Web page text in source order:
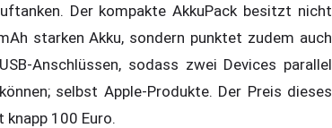
Der kompakte AkkuPack besitzt nicht
starken Akku, sondern punktet zudem auch
Anschlüssen, sodass zwei Devices parallel
selbst Apple-Produkte. Der Preis dieses
100 Euro.